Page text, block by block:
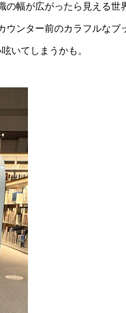
の幅が広がったら見える世
ンター前のカラフルなブ
いてしまうかも。